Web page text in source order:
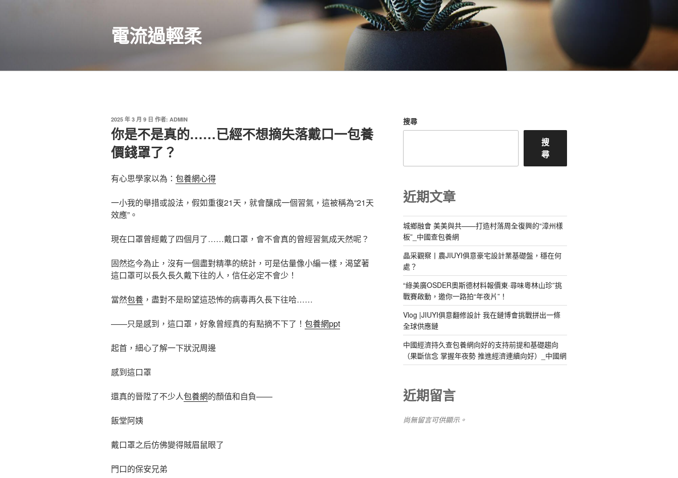
電流過輕柔
發
佈
於
2025 年 3 月 9 日 作者: ADMIN
你是不是真的……已經不想摘失落戴口一包養
價錢罩了？
有心思學家以為： 包養網心得
一小我的舉措或設法，假如重復21天，就會釀成一個習氣，這被稱為“21天
效應”。
現在口罩曾經戴了四個月了……戴口罩，會不會真的曾經習氣成天然呢？
固然迄今為止，沒有一個盡對精準的統計，可是估量像小編一樣，渴望著
這口罩可以長久長久戴下往的人，信任必定不會少！
當然包養 ，盡對不是盼望這恐怖的病毒再久長下往哈……
——只是感到，這口罩，好象曾經真的有點摘不下了！ 包養網ppt
起首，細心了解一下狀況周邊
感到這口罩
還真的晉陞了不少人包養網的顏值和自負——
飯堂阿姨
戴口罩之后仿佛變得賊眉鼠眼了
門口的保安兄弟
搜尋
搜
尋
近期文章
城鄉融會 美美與共——打造村落周全復興的“漳州樣
板”_中國查包養網
晶采觀察丨農JIUYI俱意豪宅設計業基礎盤，穩在何
處？
“綠美廣OSDER奧斯德材料報價東·尋味粵林山珍”挑
戰賽啟動，邀你一路拍“年夜片”！
Vlog |JIUYI俱意翻修設計 我在鏈博會挑戰拼出一條
全球供應鏈
中國經濟持久查包養網向好的支持前提和基礎趨向
（果斷信念 掌握年夜勢 推進經濟連續向好）_中國網
近期留言
尚無留言可供顯示。